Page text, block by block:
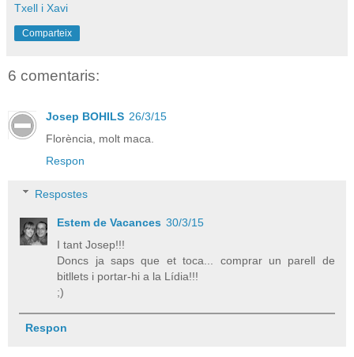
Txell i Xavi
Comparteix
6 comentaris:
Josep BOHILS 26/3/15
Florència, molt maca.
Respon
Respostes
Estem de Vacances 30/3/15
I tant Josep!!!
Doncs ja saps que et toca... comprar un parell de
bitllets i portar-hi a la Lídia!!!
;)
Respon